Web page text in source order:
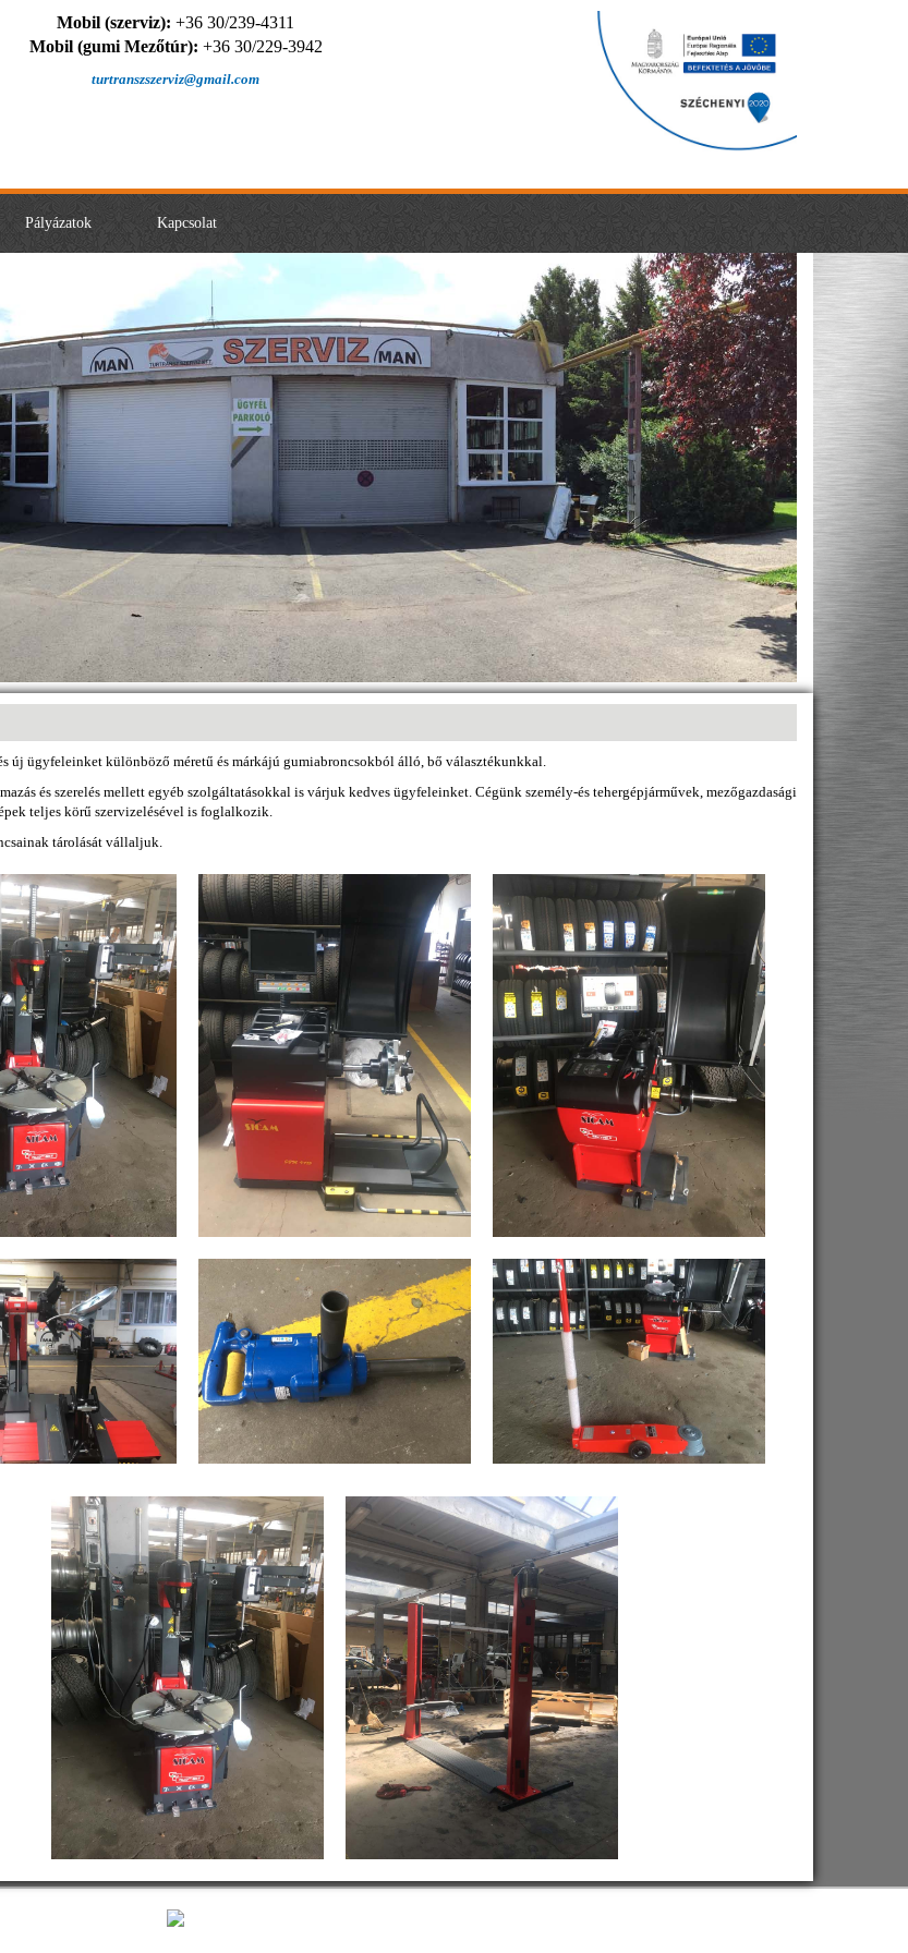
Mobil (szerviz): +36 30/239-4311
Mobil (gumi Mezőtúr): +36 30/229-3942
turtranszszerviz@gmail.com
Pályázatok Kapcsolat
új ügyfeleinket különböző méretű és márkájú gumiabroncsokból álló, bő választékunkkal.
és szerelés mellett egyéb szolgáltatásokkal is várjuk kedves ügyfeleinket. Cégünk személy-és tehergépjárművek, mezőgazdasági
teljes körű szervizelésével is foglalkozik.
tárolását vállaljuk.